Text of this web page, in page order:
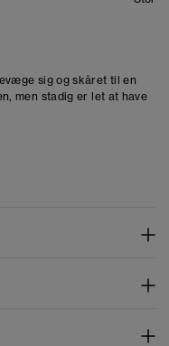
sig og skåret til en
men stadig er let at have